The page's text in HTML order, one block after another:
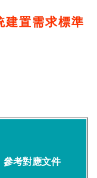
建置需求標準
參考對應文件